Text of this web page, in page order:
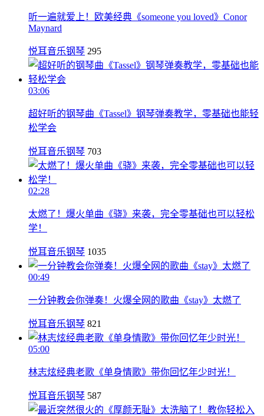
听一遍就爱上！欧美经典《someone you loved》Conor
Maynard
悦耳音乐钢琴 295
03:06
超好听的钢琴曲《Tassel》钢琴弹奏教学，零基础也能轻
松学会
悦耳音乐钢琴 703
02:28
太燃了！爆火单曲《骁》来袭，完全零基础也可以轻松
学！
悦耳音乐钢琴 1035
00:49
一分钟教会你弹奏！火爆全网的歌曲《stay》太燃了
悦耳音乐钢琴 821
05:00
林志炫经典老歌《单身情歌》带你回忆年少时光！
悦耳音乐钢琴 587